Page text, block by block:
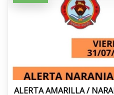
ALERTA AMARILLA /